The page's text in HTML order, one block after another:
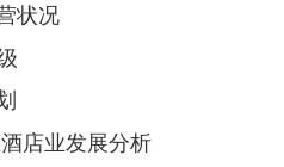
状况
店业发展分析